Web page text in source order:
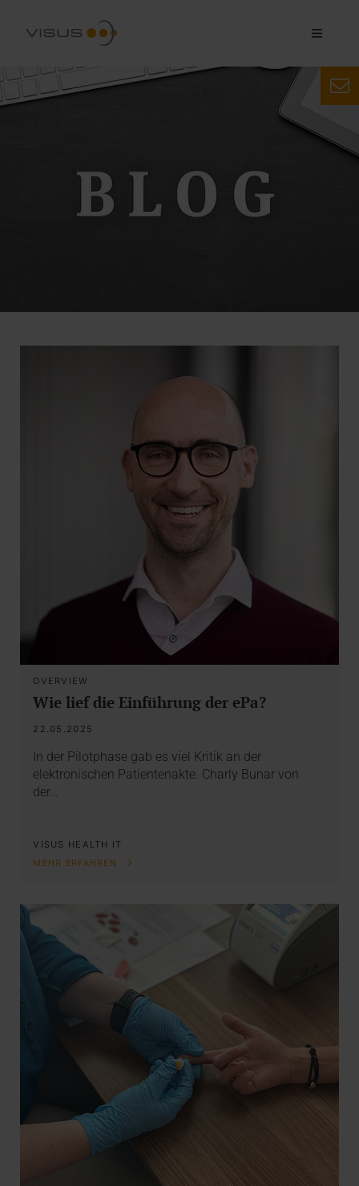
OVERVIEW
Wie lief die Einführung der ePa?
22.05.2025
In der Pilotphase gab es viel Kritik an der
elektronischen Patientenakte. Charly Bunar von
der…
VISUS HEALTH IT
MEHR ERFAHREN